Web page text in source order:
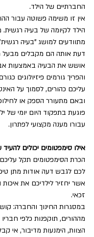
החברתיים של הילד.
אין זו משימה פשוטה עבור
הילד לקיומה של בעיה רגשית.
מתוודעים למושג "בעיה
דעת אותה הם מקבלים מבעל
אושש את הבעיה באמצעות
והפריך גורמים פיזיולוגים
עליכם כהורים, לסמוך על
ובאם מתעורר הספק או
פוגעת בתפקוד היום יומי של
עבורו מענה מקצועי לפתרון.
אילו סימפטומים יכולים
הכרת הסימפטומים תקל עליכם
לכם לגבש דעה אודות מתן
אשר יחזיר לילדיכם את
זכאי.
במסגרות החינוך והחברה:
מההורים, תוקפנות כלפי
הצוות, הימנעות מדיבור, אי